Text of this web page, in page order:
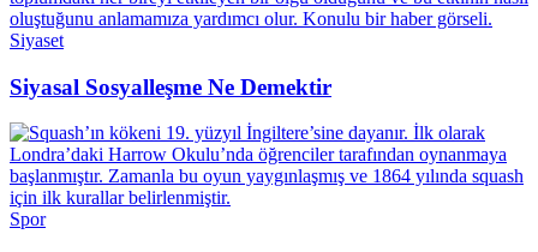
Siyaset
Siyasal Sosyalleşme Ne Demektir
Spor